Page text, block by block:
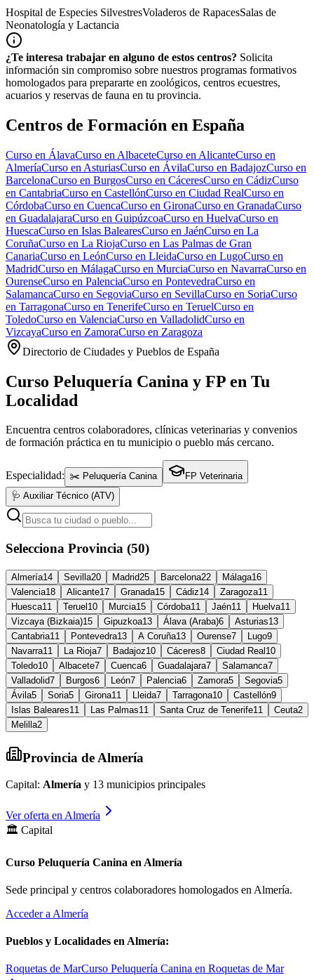
Hospital de Especies SilvestresVoladeros de RapacesSalas de
Neonatología y Lactancia
¿Te interesa trabajar en alguno de estos centros? Solicita
información sin compromiso sobre nuestros programas formativos
homologados para prepararte en zoológicos, centros ecuestres,
acuarios y reservas de fauna en tu provincia.
Centros de Formación en España
Curso en ÁlavaCurso en AlbaceteCurso en AlicanteCurso en
AlmeríaCurso en AsturiasCurso en ÁvilaCurso en BadajozCurso en
BarcelonaCurso en BurgosCurso en CáceresCurso en CádizCurso
en CantabriaCurso en CastellónCurso en Ciudad RealCurso en
CórdobaCurso en CuencaCurso en GironaCurso en GranadaCurso
en GuadalajaraCurso en GuipúzcoaCurso en HuelvaCurso en
HuescaCurso en Islas BalearesCurso en JaénCurso en La
CoruñaCurso en La RiojaCurso en Las Palmas de Gran
CanariaCurso en LeónCurso en LleidaCurso en LugoCurso en
MadridCurso en MálagaCurso en MurciaCurso en NavarraCurso en
OurenseCurso en PalenciaCurso en PontevedraCurso en
SalamancaCurso en SegoviaCurso en SevillaCurso en SoriaCurso
en TarragonaCurso en TenerifeCurso en TeruelCurso en
ToledoCurso en ValenciaCurso en ValladolidCurso en
VizcayaCurso en ZamoraCurso en Zaragoza
Directorio de Ciudades y Pueblos de España
Curso Peluquería Canina y FP en Tu
Localidad
Encuentra centros colaboradores, clínicas veterinarias y convenios
de formación práctica en tu municipio o pueblo más cercano.
Especialidad: ✂️ Peluquería Canina
FP Veterinaria
🩺 Auxiliar Técnico (ATV)
Selecciona Provincia (50)
Almería14 Sevilla20 Madrid25 Barcelona22 Málaga16
Valencia18 Alicante17 Granada15 Cádiz14 Zaragoza11
Huesca11 Teruel 10 Murcia15 Córdoba11 Jaén11 Huelva11
Vizcaya (Bizkaia)15 Gipuzkoa13 Álava (Araba)6 Asturias13
Cantabria11 Pontevedra13 A Coruña13 Ourense7 Lugo9
Navarra11 La Rioja7 Badajoz10 Cáceres8 Ciudad Real 10
Toledo10 Albacete7 Cuenca6 Guadalajara7 Salamanca7
Valladolid7 Burgos6 León7 Palencia6 Zamora5 Segovia5
Ávila5 Soria5 Girona11 Lleida7 Tarragona10 Castellón9
Islas Baleares11 Las Palmas11 Santa Cruz de Tenerife11 Ceuta2
Melilla2
Provincia de Almería
Capital: Almería y 13 municipios principales
Ver oferta en Almería
🏛️ Capital
Curso Peluquería Canina en Almería
Sede principal y centros colaboradores homologados en Almería.
Acceder a Almería
Pueblos y Localidades en Almería:
Roquetas de MarCurso Peluquería Canina en Roquetas de Mar